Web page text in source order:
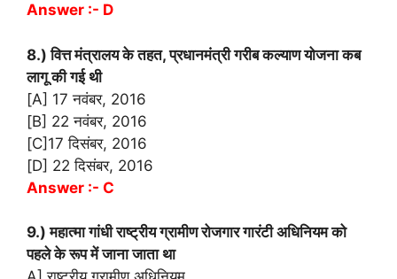
Answer :- D
8.) वित्त मंत्रालय के तहत, प्रधानमंत्री गरीब कल्याण योजना कब
लागू की गई थी
[A] 17 नवंबर, 2016
[B] 22 नवंबर, 2016
[C]17 दिसंबर, 2016
[D] 22 दिसंबर, 2016
Answer :- C
9.) महात्मा गांधी राष्ट्रीय ग्रामीण रोजगार गारंटी अधिनियम को
पहले के रूप में जाना जाता था